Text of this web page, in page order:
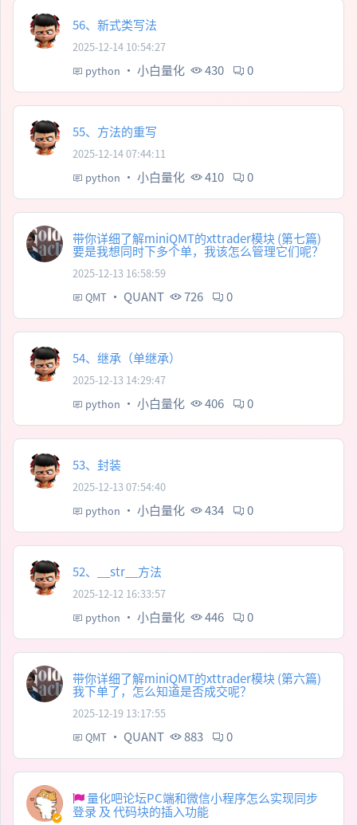
56、新式类写法
2025-12-14 10:54:27
python · 小白量化 430 0
55、方法的重写
2025-12-14 07:44:11
python · 小白量化 410 0
带你详细了解miniQMT的xttrader模块 (第七篇)
要是我想同时下多个单，我该怎么管理它们呢？
2025-12-13 16:58:59
QMT · QUANT 726 0
54、继承（单继承）
2025-12-13 14:29:47
python · 小白量化 406 0
53、封装
2025-12-13 07:54:40
python · 小白量化 434 0
52、__str__方法
2025-12-12 16:33:57
python · 小白量化 446 0
带你详细了解miniQMT的xttrader模块 (第六篇)
我下单了，怎么知道是否成交呢？
2025-12-19 13:17:55
QMT · QUANT 883 0
量化吧论坛PC端和微信小程序怎么实现同步
登录 及 代码块的插入功能